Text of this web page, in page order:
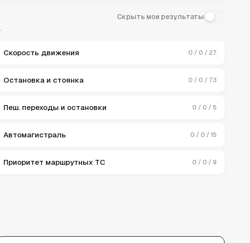
Скрыть мои результаты
Скорость движения 0 / 0 / 27
Остановка и стоянка 0 / 0 / 73
Пеш. переходы и остановки 0 / 0 / 5
Автомагистраль 0 / 0 / 15
Приоритет маршрутных ТС 0 / 0 / 9